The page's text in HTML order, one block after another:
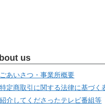
us
ごあいさつ・事業所概要
特定商取引に関する法律に基づく
紹介してくださったテレビ番組等